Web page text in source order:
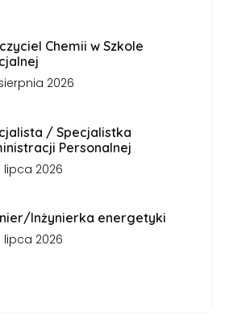
Chemii w Szkole
2026
/ Specjalistka
Personalnej
2026
Inżynierka energetyki
2026